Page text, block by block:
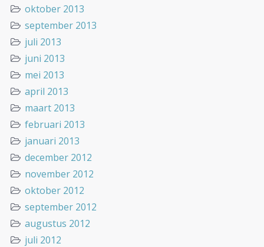
oktober 2013
september 2013
juli 2013
juni 2013
mei 2013
april 2013
maart 2013
februari 2013
januari 2013
december 2012
november 2012
oktober 2012
september 2012
augustus 2012
juli 2012